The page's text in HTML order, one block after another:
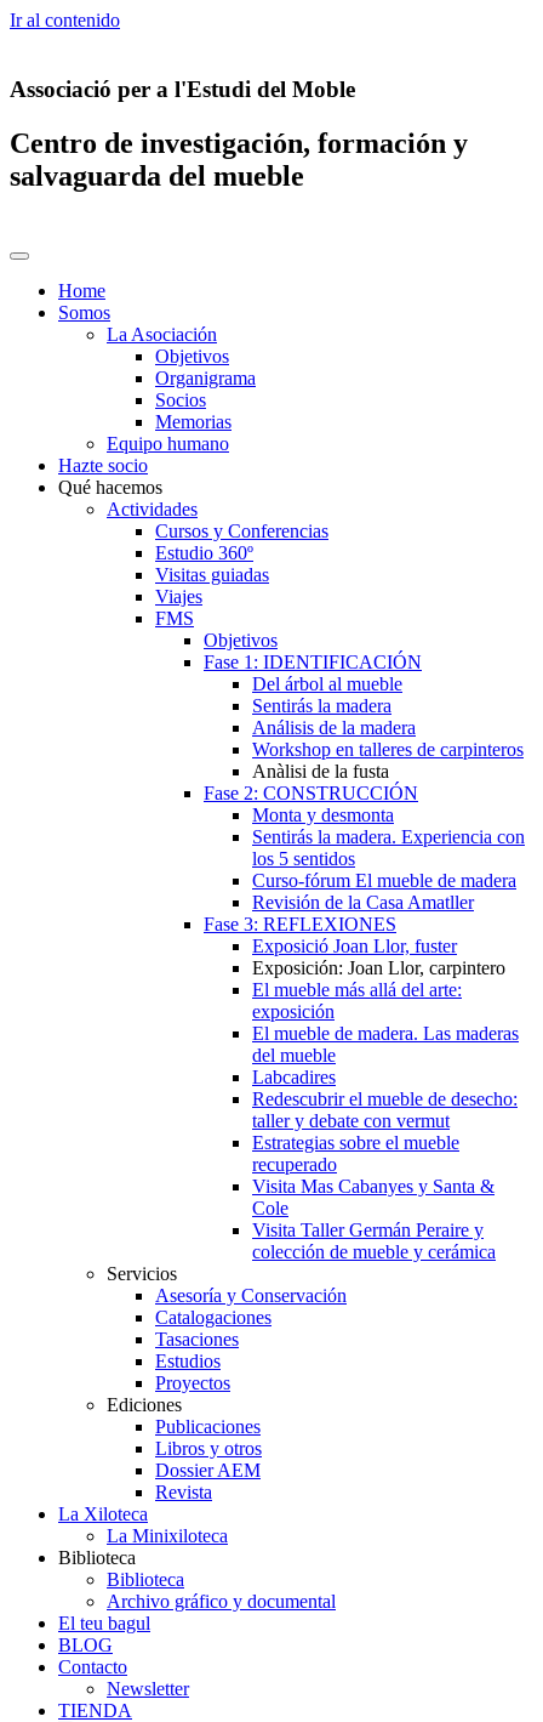
Ir al contenido
Associació per a l'Estudi del Moble
Centro de investigación, formación y
salvaguarda del mueble
Home
Somos
La Asociación
Objetivos
Organigrama
Socios
Memorias
Equipo humano
Hazte socio
Qué hacemos
Actividades
Cursos y Conferencias
Estudio 360º
Visitas guiadas
Viajes
FMS
Objetivos
Fase 1: IDENTIFICACIÓN
Del árbol al mueble
Sentirás la madera
Análisis de la madera
Workshop en talleres de carpinteros
Anàlisi de la fusta
Fase 2: CONSTRUCCIÓN
Monta y desmonta
Sentirás la madera. Experiencia con
los 5 sentidos
Curso-fórum El mueble de madera
Revisión de la Casa Amatller
Fase 3: REFLEXIONES
Exposició Joan Llor, fuster
Exposición: Joan Llor, carpintero
El mueble más allá del arte:
exposición
El mueble de madera. Las maderas
del mueble
Labcadires
Redescubrir el mueble de desecho:
taller y debate con vermut
Estrategias sobre el mueble
recuperado
Visita Mas Cabanyes y Santa &
Cole
Visita Taller Germán Peraire y
colección de mueble y cerámica
Servicios
Asesoría y Conservación
Catalogaciones
Tasaciones
Estudios
Proyectos
Ediciones
Publicaciones
Libros y otros
Dossier AEM
Revista
La Xiloteca
La Minixiloteca
Biblioteca
Biblioteca
Archivo gráfico y documental
El teu bagul
BLOG
Contacto
Newsletter
TIENDA